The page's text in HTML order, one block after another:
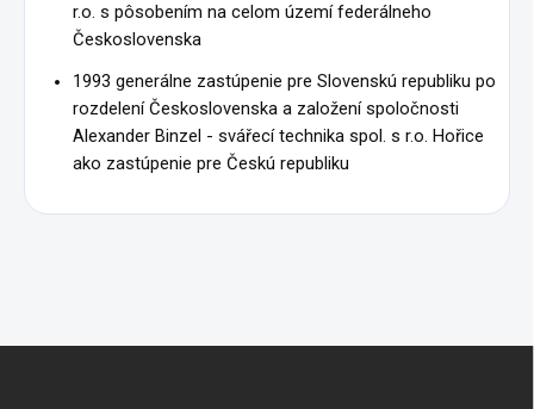
r.o. s pôsobením na celom území federálneho
Československa
1993 generálne zastúpenie pre Slovenskú republiku po
rozdelení Československa a založení spoločnosti
Alexander Binzel - svářecí technika spol. s r.o. Hořice
ako zastúpenie pre Českú republiku